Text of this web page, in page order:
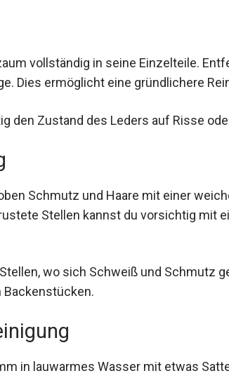
vollständig in seine Einzelteile.
Dies ermöglicht eine gründlichere
den Zustand des Leders auf Risse
Schmutz und Haare mit einer
Stellen kannst du vorsichtig mit
wo sich Schweiß und Schmutz
Backenstücken.
in lauwarmes Wasser mit etwas